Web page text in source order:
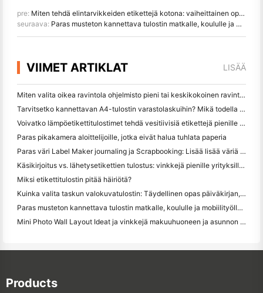
pre: Miten tehdä elintarvikkeiden etikettejä kotona: vaiheittainen opas pienille elintarvikeyrityksille
seuraava: Paras musteton kannettava tulostin matkalle, koululle ja mobiilityölle: Hanin MT620 Pro Review
VIIMET ARTIKLAT LISÄÄ
Miten valita oikea ravintola ohjelmisto pieni tai keskikokoinen ravintola
Tarvitsetko kannettavan A4-tulostin varastolaskuihin? Mikä todella toimii
Voivatko lämpöetikettitulostimet tehdä vesitiivisiä etikettejä pienille yritystuotteille?
Paras pikakamera aloittelijoille, jotka eivät halua tuhlata paperia
Paras väri Label Maker journaling ja Scrapbooking: Lisää lisää väriä jokaiselle sivulle
Käsikirjoitus vs. lähetysetikettien tulostus: vinkkejä pienille yrityksille vuonna 2026
Miksi etikettitulostin pitää häiriötä?
Kuinka valita taskun valokuvatulostin: Täydellinen opas päiväkirjan, matkan ja iPhone-käyttäjille
Paras musteton kannettava tulostin matkalle, koululle ja mobiilityölle: Hanin MT620 Pro Review
Mini Photo Wall Layout Ideat ja vinkkejä makuuhuoneen ja asunnon koristelu
Products